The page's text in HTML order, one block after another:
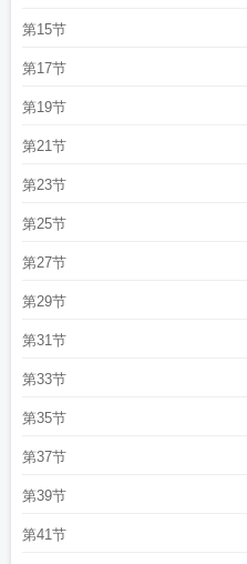
第15节
第17节
第19节
第21节
第23节
第25节
第27节
第29节
第31节
第33节
第35节
第37节
第39节
第41节